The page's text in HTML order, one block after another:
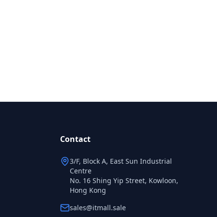
Contact
3/F, Block A, East Sun Industrial
Centre
No. 16 Shing Yip Street, Kowloon,
Hong Kong
sales@itmall.sale